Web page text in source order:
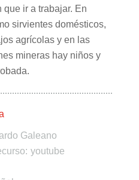
ir a trabajar. En
sirvientes domésticos,
agrícolas y en las
mineras hay niños y
Galeano
youtube